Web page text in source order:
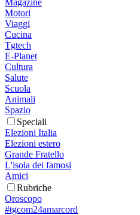
Motori
Viaggi
Cucina
Tgtech
E-Planet
Cultura
Salute
Scuola
Animali
Spazio
Speciali
Elezioni Italia
Elezioni estero
Grande Fratello
L'isola dei famosi
Amici
Rubriche
Oroscopo
#tgcom24amarcord